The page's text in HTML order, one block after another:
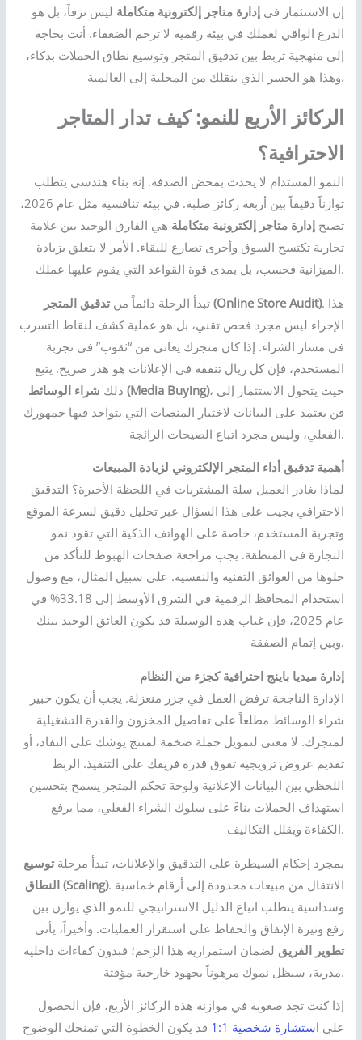
إن الاستثمار فيإدارة متاجر إلكترونية متكاملة ليس ترفاً، بل هو
الدرع الواقي لعملك في بيئة رقمية لا ترحم الضعفاء. أنت بحاجة
إلى منهجية تربط بين تدقيق المتجر وتوسيع نطاق الحملات بذكاء،
وهذا هو الجسر الذي ينقلك من المحلية إلى العالمية.
الركائز الأربع للنمو: كيف تدار المتاجر
الاحترافية؟
النمو المستدام لا يحدث بمحض الصدفة. إنه بناء هندسي يتطلب
توازناً دقيقاً بين أربعة ركائز صلبة. في بيئة تنافسية مثل عام 2026،
تصبحإدارة متاجر إلكترونية متكاملة هي الفارق الوحيد بين علامة
تجارية تكتسح السوق وأخرى تصارع للبقاء. الأمر لا يتعلق بزيادة
الميزانية فحسب، بل بمدى قوة القواعد التي يقوم عليها عملك.
تبدأ الرحلة دائماً منتدقيق المتجر (Online Store Audit). هذا
الإجراء ليس مجرد فحص تقني، بل هو عملية كشف لنقاط التسرب
في مسار الشراء. إذا كان متجرك يعاني من “ثقوب” في تجربة
المستخدم، فإن كل ريال تنفقه في الإعلانات هو هدر صريح. يتبع
ذلك شراء الوسائط (Media Buying)، حيث يتحول الاستثمار إلى
فن يعتمد على البيانات لاختيار المنصات التي يتواجد فيها جمهورك
الفعلي، وليس مجرد اتباع الصيحات الرائجة.
أهمية تدقيق أداء المتجر الإلكتروني لزيادة المبيعات
لماذا يغادر العميل سلة المشتريات في اللحظة الأخيرة؟ التدقيق
الاحترافي يجيب على هذا السؤال عبر تحليل دقيق لسرعة الموقع
وتجربة المستخدم، خاصة على الهواتف الذكية التي تقود نمو
التجارة في المنطقة. يجب مراجعة صفحات الهبوط للتأكد من
خلوها من العوائق التقنية والنفسية. على سبيل المثال، مع وصول
استخدام المحافظ الرقمية في الشرق الأوسط إلى 33.18% في
عام 2025، فإن غياب هذه الوسيلة قد يكون العائق الوحيد بينك
وبين إتمام الصفقة.
إدارة ميديا باينج احترافية كجزء من النظام
الإدارة الناجحة ترفض العمل في جزر منعزلة. يجب أن يكون خبير
شراء الوسائط مطلعاً على تفاصيل المخزون والقدرة التشغيلية
لمتجرك. لا معنى لتمويل حملة ضخمة لمنتج يوشك على النفاد، أو
تقديم عروض ترويجية تفوق قدرة فريقك على التنفيذ. الربط
اللحظي بين البيانات الإعلانية ولوحة تحكم المتجر يسمح بتحسين
استهداف الحملات بناءً على سلوك الشراء الفعلي، مما يرفع
الكفاءة ويقلل التكاليف.
بمجرد إحكام السيطرة على التدقيق والإعلانات، تبدأ مرحلةتوسيع
النطاق (Scaling). الانتقال من مبيعات محدودة إلى أرقام خماسية
وسداسية يتطلب اتباع الدليل الاستراتيجي للنمو الذي يوازن بين
رفع وتيرة الإنفاق والحفاظ على استقرار العمليات. وأخيراً، يأتي
تطوير الفريق لضمان استمرارية هذا الزخم؛ فبدون كفاءات داخلية
مدربة، سيظل نموك مرهوناً بجهود خارجية مؤقتة.
إذا كنت تجد صعوبة في موازنة هذه الركائز الأربع، فإن الحصول
على استشارة شخصية 1:1
قد يكون الخطوة التي تمنحك الوضوح